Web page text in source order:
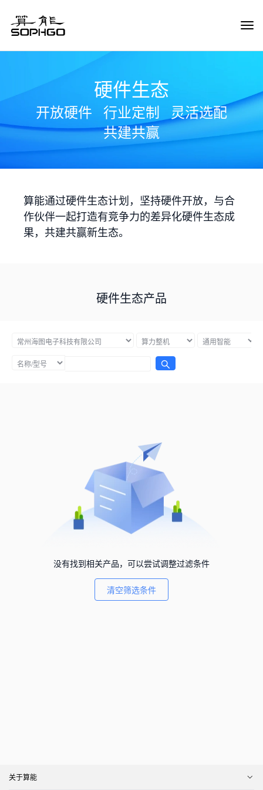
硬件生态
开放硬件 行业定制
灵活选配
共建共赢
算能通过硬件生态计划，坚持硬件开放，与合
作伙伴一起打造有竞争力的差异化硬件生态成
果，共建共赢新生态。
硬件生态产品
没有找到相关产品，可以尝试调整过滤条件
清空筛选条件
关于算能